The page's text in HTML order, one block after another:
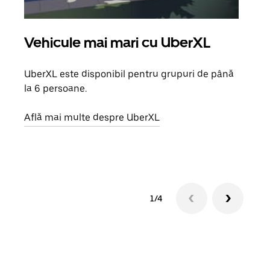
Vehicule mai mari cu UberXL
UberXL este disponibil pentru grupuri de până
la 6 persoane.
Află mai multe despre UberXL
1/4